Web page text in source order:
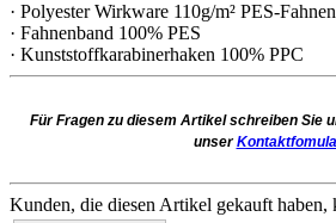
· Polyester Wirkware 110g/m² PES-
· Fahnenband 100% PES
· Kunststoffkarabinerhaken 100% PPC
Für Fragen zu diesem Artikel schreiben Sie
unser
Kunden, die diesen Artikel gekauft haben,